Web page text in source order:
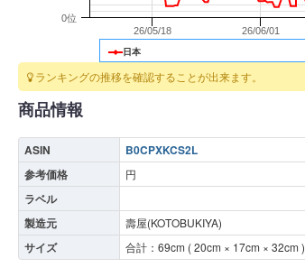
日本
26/05/18 26/06/01
0位
ランキングの推移を確認することが出来ます。
商品情報
ASIN B0CPXKCS2L
参考価格
円
ラベル
製造元
壽屋(KOTOBUKIYA)
サイズ 合計： 69cm (20cm × 17cm × 32cm )